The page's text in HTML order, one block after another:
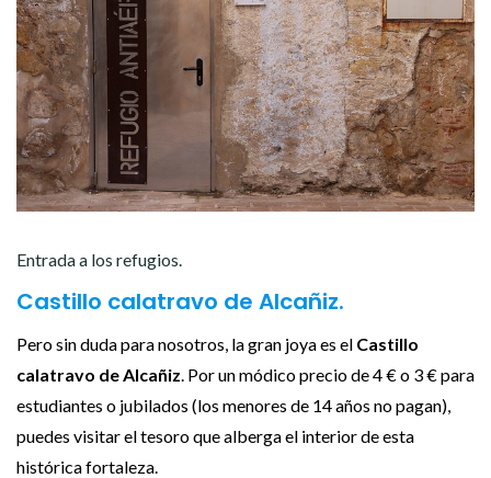
Entrada a los refugios.
Castillo calatravo de Alcañiz.
Pero sin duda para nosotros, la gran joya es el Castillo
calatravo de Alcañiz. Por un módico precio de 4 € o 3 € para
estudiantes o jubilados (los menores de 14 años no pagan),
puedes visitar el tesoro que alberga el interior de esta
histórica fortaleza.